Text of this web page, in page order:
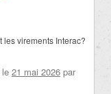
les virements Interac?
le 21 mai 2026 par